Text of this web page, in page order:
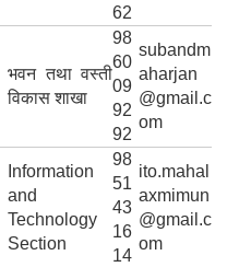
62
भवन तथा वस्ती
विकास शाखा
98
60
09
92
92
subandm
aharjan
@gmail.c
om
Information
and
Technology
Section
98
51
43
16
14
ito.mahal
axmimun
@gmail.c
om